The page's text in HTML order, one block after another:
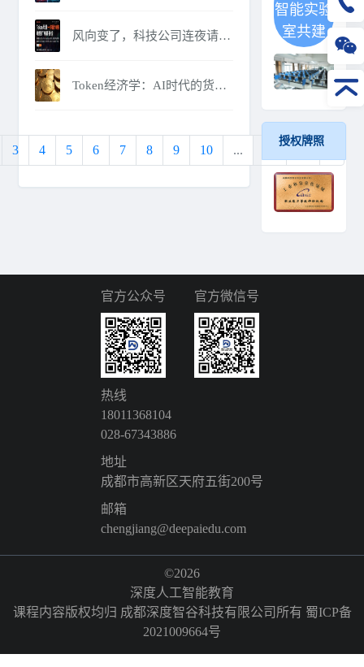
风向变了，科技公司连夜请回人类：不是AI不好用，是Token账单烧不起了
Token经济学：AI时代的货币革命与霸权重塑！
3 4 5 6 7 8 9 10 ... 19
智能实验
室共建
授权牌照
官方公众号 官方微信号
热线
18011368104
028-67343886
地址
成都市高新区天府五街200号
邮箱
chengjiang@deepaiedu.com
©2026
深度人工智能教育
课程内容版权均归 成都深度智谷科技有限公司所有 蜀ICP备
2021009664号